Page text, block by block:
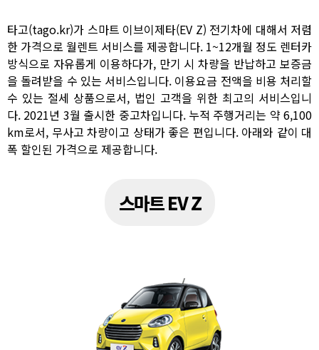
타고(tago.kr)가 스마트 이브이제타(EV Z) 전기차에 대해서 저렴
한 가격으로 월렌트 서비스를 제공합니다. 1~12개월 정도 렌터카
방식으로 자유롭게 이용하다가, 만기 시 차량을 반납하고 보증금
을 돌려받을 수 있는 서비스입니다. 이용요금 전액을 비용 처리할
수 있는 절세 상품으로서, 법인 고객을 위한 최고의 서비스입니
다. 2021년 3월 출시한 중고차입니다. 누적 주행거리는 약 6,100
km로서, 무사고 차량이고 상태가 좋은 편입니다. 아래와 같이 대
폭 할인된 가격으로 제공합니다.
스마트 EV Z